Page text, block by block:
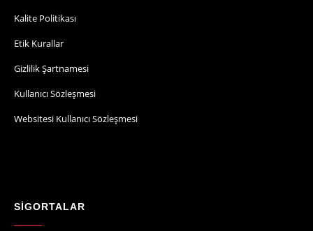
Kalite Politikası
Etik Kurallar
Gizlilik Şartnamesi
Kullanıcı Sözleşmesi
Websitesi Kullanıcı Sözleşmesi
SİGORTALAR